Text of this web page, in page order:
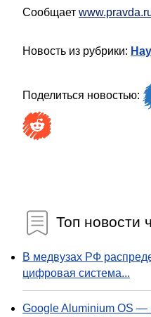
Сообщает
Новость из рубрики:
Поделиться новостью:
Топ новости
В медвузах РФ
цифровая система...
Google Aluminium OS —